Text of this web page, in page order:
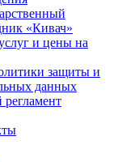
«Кивач»
и цены на
защиты и
данных
регламент